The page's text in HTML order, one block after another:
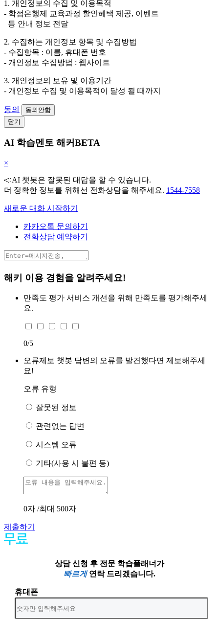
1. 개인정보의 수집 및 이용목적
- 학점은행제 교육과정 할인혜택 제공, 이벤트
등 안내 정보 전달
2. 수집하는 개인정보 항목 및 수집방법
- 수집항목 : 이름, 휴대폰 번호
- 개인정보 수집방법 : 웹사이트
3. 개인정보의 보유 및 이용기간
- 개인정보 수집 및 이용목적이 달성 될 때까지
동의
동의안함
닫기
AI 학습멘토 해커BETA
×
📣AI 챗봇은 잘못된 대답을 할 수 있습니다.
더 정확한 정보를 위해선 전화상담을 해주세요. 1544-7558
새로운 대화 시작하기
카카오톡 문의하기
전화상담 예약하기
해키 이용 경험을 알려주세요!
만족도 평가 서비스 개선을 위해 만족도를 평가해주세
요.
0/5
오류제보 챗봇 답변의 오류를 발견했다면 제보해주세
요!
오류 유형
잘못된 정보
관련없는 답변
시스템 오류
기타(사용 시 불편 등)
0자 /최대 500자
제출하기
상담 신청 후 전문 학습플래너가
빠르게연락 드리겠습니다.
휴대폰